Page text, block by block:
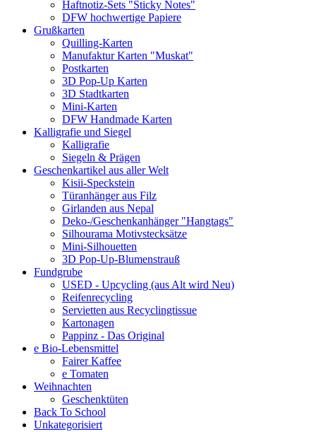
Haftnotiz-Sets "Sticky Notes"
DFW hochwertige Papiere
Grußkarten
Quilling-Karten
Manufaktur Karten "Muskat"
Postkarten
3D Pop-Up Karten
3D Stadtkarten
Mini-Karten
DFW Handmade Karten
Kalligrafie und Siegel
Kalligrafie
Siegeln & Prägen
Geschenkartikel aus aller Welt
Kisii-Speckstein
Türanhänger aus Filz
Girlanden aus Nepal
Deko-/Geschenkanhänger "Hangtags"
Silhourama Motivstecksätze
Mini-Silhouetten
3D Pop-Up-Blumenstrauß
Fundgrube
USED - Upcycling (aus Alt wird Neu)
Reifenrecycling
Servietten aus Recyclingtissue
Kartonagen
Pappinz - Das Original
e Bio-Lebensmittel
Fairer Kaffee
e Tomaten
Weihnachten
Geschenktüten
Back To School
Unkategorisiert